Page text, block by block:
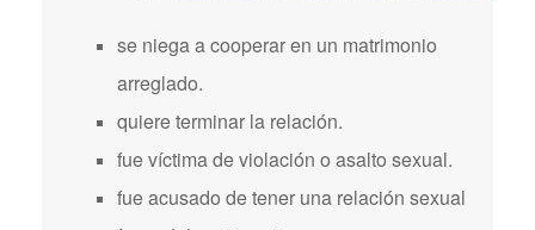
se niega a cooperar en un matrimonio
arreglado.
quiere terminar la relación.
fue víctima de violación o asalto sexual.
fue acusado de tener una relación sexual